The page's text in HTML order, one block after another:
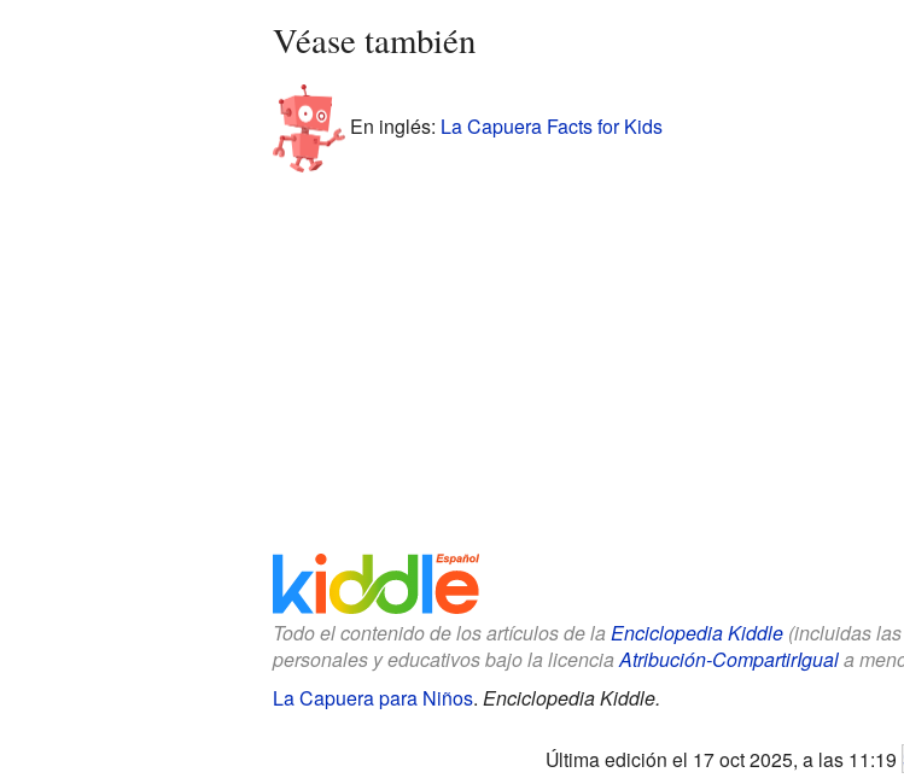
Véase también
En inglés: La Capuera Facts for Kids
Todo el contenido de los artículos de la Enciclopedia Kiddle(incluidas las
personales y educativos bajo la licenciaAtribución-CompartirIguala
La Capuera para Niños. Enciclopedia Kiddle.
Última edición el 17 oct 2025, a las 11:19